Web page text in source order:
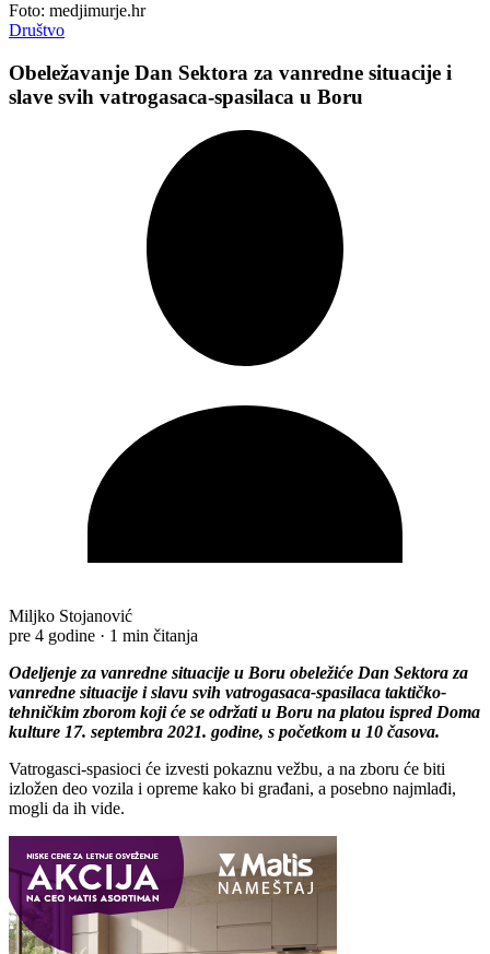
Foto: medjimurje.hr
Društvo
Obeležavanje Dan Sektora za vanredne situacije i
slave svih vatrogasaca-spasilaca u Boru
Miljko Stojanović
pre 4 godine · 1 min čitanja
Odeljenje za vanredne situacije u Boru obeležiće Dan Sektora za
vanredne situacije i slavu svih vatrogasaca-spasilaca taktičko-
tehničkim zborom koji će se održati u Boru na platou ispred Doma
kulture 17. septembra 2021. godine, s početkom u 10 časova.
Vatrogasci-spasioci će izvesti pokaznu vežbu, a na zboru će biti
izložen deo vozila i opreme kako bi građani, a posebno najmlađi,
mogli da ih vide.